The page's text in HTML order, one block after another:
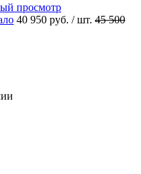
просмотр
40 950 руб. / шт. 45 500